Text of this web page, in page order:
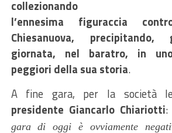
collezionando
l’ennesima figuraccia
Chiesanuova, precipitando,
giornata, nel baratro, in
peggiori della sua storia.
A fine gara, per la società
presidente Giancarlo Chiariotti:
gara di oggi è ovviamente